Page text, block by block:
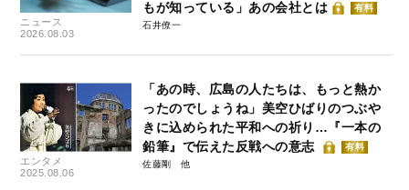
ニュース
2026.08.03
もが知っている」あの会社とは
有料
石井僚一
エンタメ
2025.08.06
「あの時、広島の人たちは、もっと熱か
ったのでしょうね」美空ひばりのつぶや
きに込められた平和への祈り…『一本の
鉛筆』で伝えた反戦への意志
有料
佐藤剛